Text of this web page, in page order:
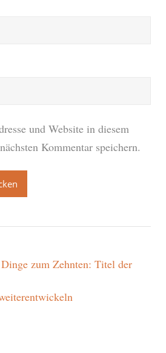
und Website in diesem
Kommentar speichern.
zum Zehnten: Titel der